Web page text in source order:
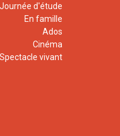
d'étude
En famille
Ados
Cinéma
Spectacle vivant